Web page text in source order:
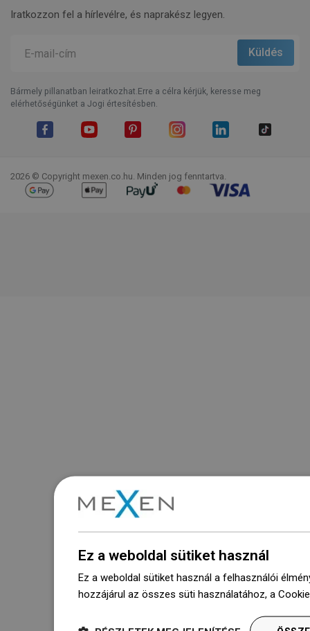
Iratkozzon fel a hírlevélre, és naprakész legyen.
Bármely pillanatban leiratkozhat.Erre a célra kérjük, keresse meg
elérhetőségünket a Jogi értesítésben.
2026 © Copyright mexen.co.hu. Minden jog fenntartva.
Ez a weboldal sütiket használ
Ez a weboldal sütiket használ a felhasználói
hozzájárul az összes süti használatához, a